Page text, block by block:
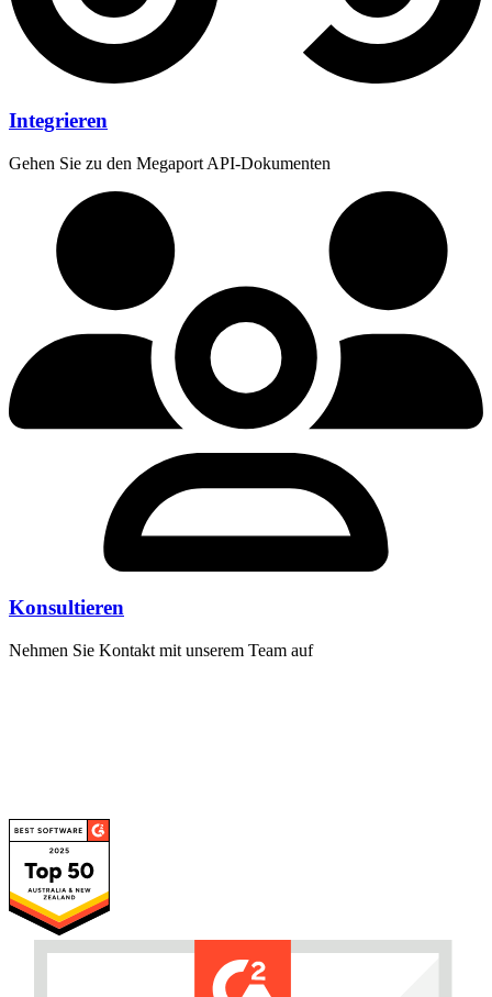
Integrieren
Gehen Sie zu den Megaport API-Dokumenten
Konsultieren
Nehmen Sie Kontakt mit unserem Team auf